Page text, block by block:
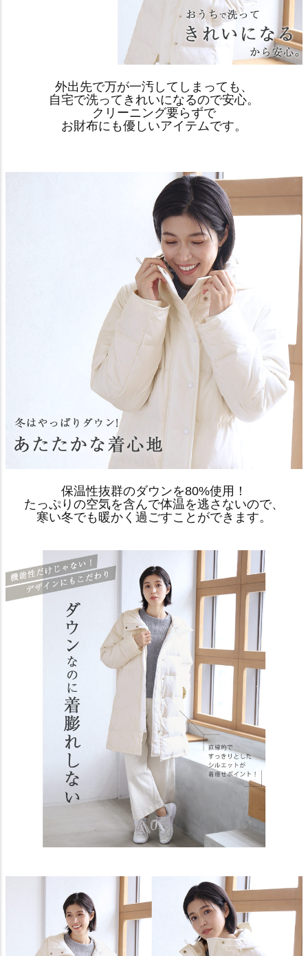
外出先で万が一汚してしまっても、
自宅で洗ってきれいになるので安心。
クリーニング要らずで
お財布にも優しいアイテムです。
保温性抜群のダウンを80%使用！
たっぷりの空気を含んで体温を逃さないので、
寒い冬でも暖かく過ごすことができます。